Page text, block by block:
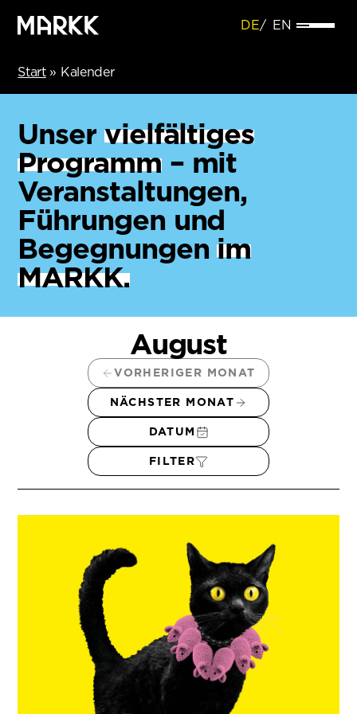
DE EN
Start» Kalender
Unser vielfältiges
Programm– mit
Veranstaltungen,
Führungen und
Begegnungenim
MARKK.
August
VORHERIGER MONAT
NÄCHSTER MONAT
DATUM
FILTER